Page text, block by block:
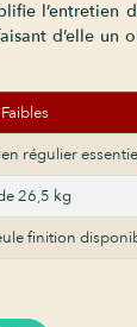
l’entretien
d’elle
régulier
26,5 kg
finition